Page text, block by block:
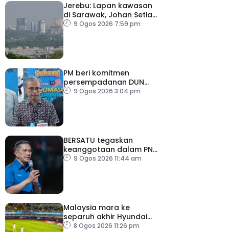
Jerebu: Lapan kawasan
di Sarawak, Johan Setia
di Selangor catat IPU
9 Ogos 2026 7:59 pm
PM beri komitmen
persempadanan DUN
Sarawak, minta laporan
9 Ogos 2026 3:04 pm
BERSATU tegaskan
keanggotaan dalam PN
masih sah
9 Ogos 2026 11:44 am
Malaysia mara ke
separuh akhir Hyundai
ASEAN Cup
8 Ogos 2026 11:26 pm